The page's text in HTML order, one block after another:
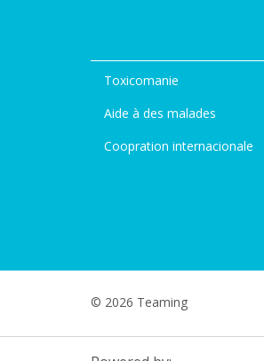
Toxicomanie
Aide à des malades
Coopration internacionale
© 2026 Teaming